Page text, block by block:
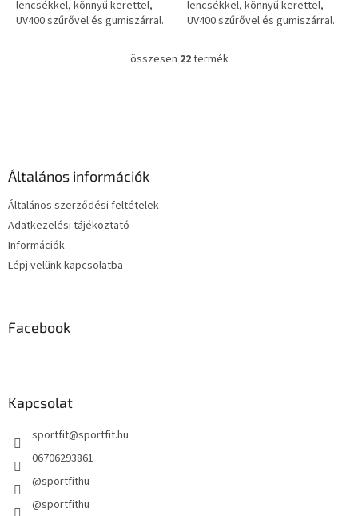
csillag.
lencsékkel, könnyű kerettel,
UV400 szűrővel és gumiszárral.
csillag.
lencsékkel, könnyű kerettel,
UV400 szűrővel és gumiszárral.
L
összesen 22termék
Általános információk
Általános szerződési feltételek
Adatkezelési tájékoztató
Információk
Lépj velünk kapcsolatba
Facebook
Kapcsolat
sportfit@sportfit.hu
06706293861
@sportfithu
@sportfithu